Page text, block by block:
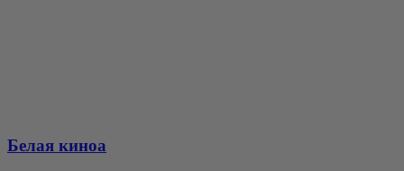
Белая киноа